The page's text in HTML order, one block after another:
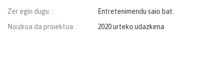
Zer egin dugu: :
Entretenimendu saio bat.
Noizkoa da proiektua: :
2020 urteko udazkena